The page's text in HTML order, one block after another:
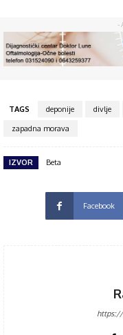
-
TAGS deponije divlje
zapadna morava
IZVOR Beta
Facebook